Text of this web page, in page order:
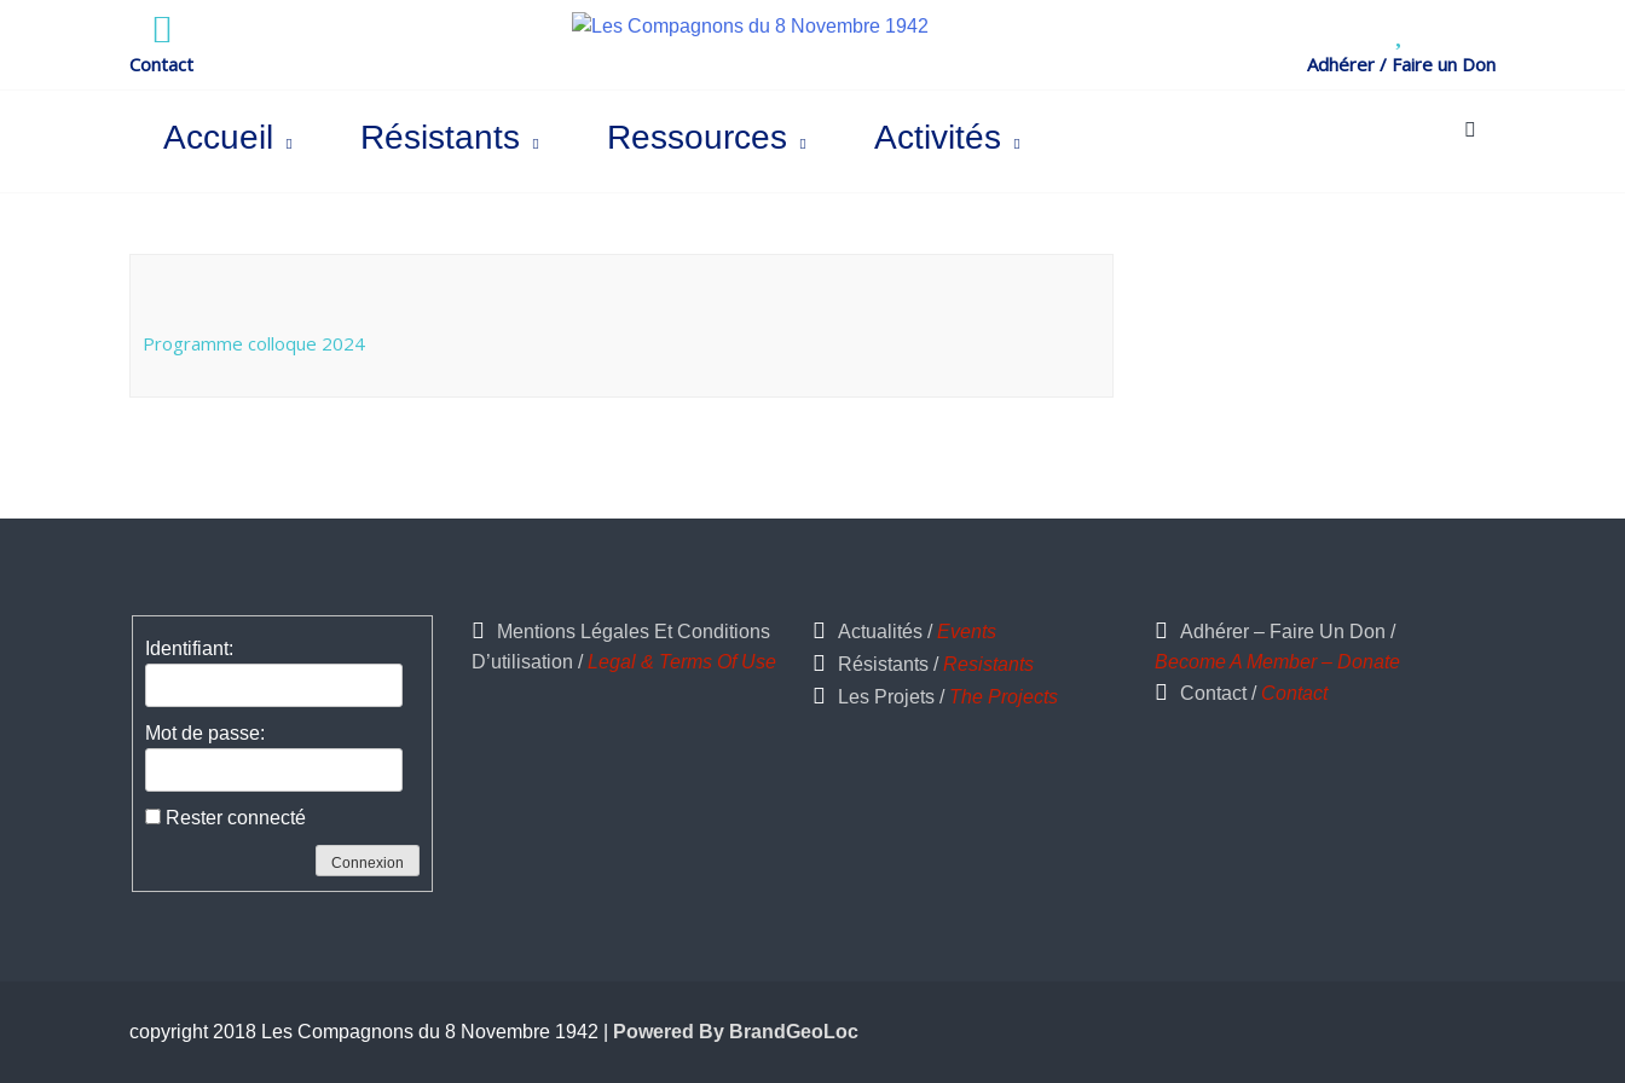
Contact Adhérer / Faire un Don
Accueil Résistants Ressources Activités
Programme colloque 2024
de
Identifiant:
Mot de passe:
Rester connecté
Connexion
Mentions Légales Et Conditions
D’utilisation /Legal & Terms Of Use
Actualités /Events
Résistants /Resistants
Les Projets / The Projects
Adhérer – Faire Un Don /
Become A Member – Donate
Contact / Contact
copyright 2018 Les Compagnons du 8 Novembre 1942 | Powered By BrandGeoLoc